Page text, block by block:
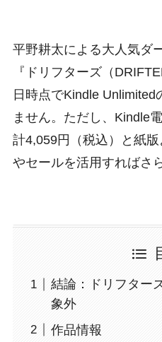
平野耕太による大人気ダ
『ドリフターズ（
日時点でKindle Unlimited
ません。ただし、Kindle
計4,059円（税込）と紙
やセールを活用すればさ
結論：ドリフター
象外
作品情報